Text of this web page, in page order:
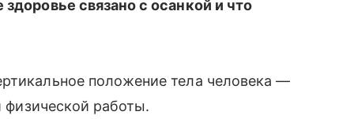
связано с осанкой и что
положение тела человека —
физической работы.